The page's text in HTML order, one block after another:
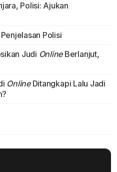
Polisi: Ajukan
Polisi
Judi OnlineBerlanjut,
OnlineDitangkapi Lalu Jadi